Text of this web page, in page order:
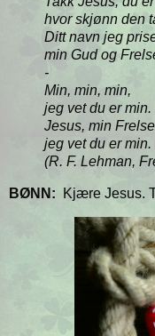
hvor skjønn den
Ditt navn jeg
min Gud og
-
Min, min, min,
jeg vet du er min.
Jesus, min
jeg vet du er min.
(R. F. Lehman,
BØNN: Kjære Jesus.